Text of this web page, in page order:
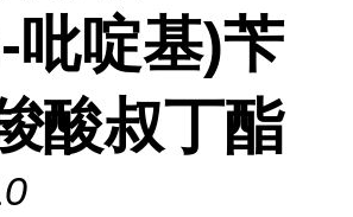
吡啶基)苄
酸叔丁酯